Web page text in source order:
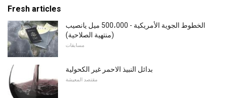
Fresh articles
الخطوط الجوية الأمريكية - 500،000 ميل يانصيب
(منتهية الصلاحية)
مسابقات
بدائل النبيذ الاحمر غير الكحولية
مقتصد المعيشة